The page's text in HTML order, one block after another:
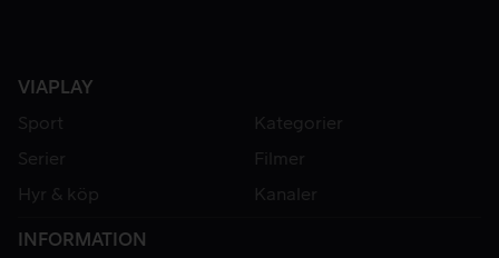
VIAPLAY
Sport
Kategorier
Serier
Filmer
Hyr & köp
Kanaler
INFORMATION